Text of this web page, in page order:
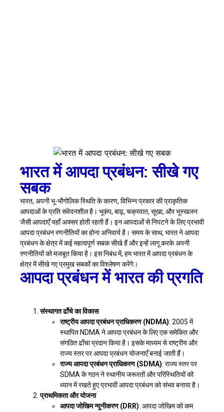
भारत में आपदा प्रबंधन: सीखे गए
सबक
भारत, अपनी भू-भौगोलिक स्थिति के कारण, विभिन्न प्रकार की प्राकृतिक
आपदाओं के प्रति संवेदनशील है। भूकंप, बाढ़, चक्रवात, सूखा, और भूस्खलन
जैसी आपदाएँ यहाँ अक्सर होती रहती हैं। इन आपदाओं से निपटने के लिए प्रभावी
आपदा प्रबंधन रणनीतियों का होना अनिवार्य है। समय के साथ, भारत ने आपदा
प्रबंधन के क्षेत्र में कई महत्वपूर्ण सबक सीखे हैं और इन्हें लागू करके अपनी
रणनीतियों को मजबूत किया है। इस निबंध में, हम भारत में आपदा प्रबंधन के
क्षेत्र में सीखे गए प्रमुख सबकों का विश्लेषण करेंगे।
आपदा प्रबंधन में भारत की प्रगति
संस्थागत ढाँचे का विकास
राष्ट्रीय आपदा प्रबंधन प्राधिकरण (NDMA): 2005 में
स्थापित NDMA ने आपदा प्रबंधन के लिए एक समेकित और
संगठित ढाँचा प्रदान किया है। इसके माध्यम से राष्ट्रीय और
राज्य स्तर पर आपदा प्रबंधन योजनाएँ बनाई जाती हैं।
राज्य आपदा प्रबंधन प्राधिकरण (SDMA): राज्य स्तर पर
SDMA के गठन ने स्थानीय जरूरतों और परिस्थितियों को
ध्यान में रखते हुए प्रभावी आपदा प्रबंधन को संभव बनाया है।
प्राथमिकता और योजना
आपदा जोखिम न्यूनीकरण (DRR): आपदा जोखिम को कम